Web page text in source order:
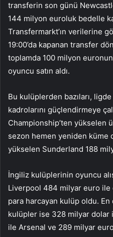
transferin son günü
144 milyon euroluk bedelle
Transfermarkt’ın verilerine
19:00’da kapanan transfer
toplamda 100 milyon
oyuncu satın aldı.
Bu kulüplerden bazıları,
kadrolarını güçlendirmeye
Championship’ten yükselen
sezon hemen yeniden küme
yükselen Sunderland 188
İngiliz kulüplerinin oyuncu
Liverpool 484 milyar euro
para harcayan kulüp oldu.
kulüpler ise 328 milyar dolar
ile Arsenal ve 289 milyar